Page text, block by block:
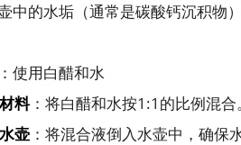
中的水垢（通常是碳酸钙沉积物
使用白醋和水
料：将白醋和水按1:1的比例混合。
壶 ：将混合液倒入水壶中，确保